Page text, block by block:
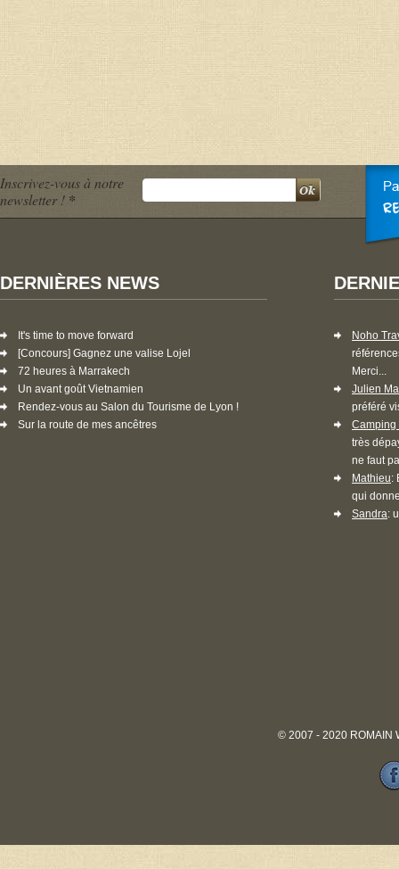
Inscrivez-vous à notre
newsletter ! *
DERNIÈRES NEWS
It's time to move forward
[Concours] Gagnez une valise Lojel
72 heures à Marrakech
Un avant goût Vietnamien
Rendez-vous au Salon du Tourisme de Lyon !
Sur la route de mes ancêtres
Noho
Merci...
Julien
préféré
Camping
très
ne faut
Mathieu:
qui
Sandra:
© 2007 - 2020 ROMAIN